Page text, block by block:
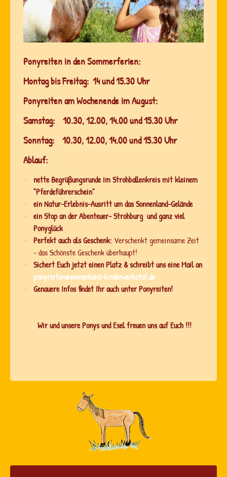
Ponyreiten in den Sommerferien:
Montag bis Freitag: 14 und 15.30 Uhr
Ponyreiten am Wochenende im August:
Samstag: 10.30, 12.00, 14.00 und 15.30 Uhr
Sonntag: 10.30, 12.00, 14.00 und 15.30 Uhr
Ablauf:
nette Begrüßungsrunde im Strohballenkreis mit kleinem
"Pferdeführerschein"
ein Natur-Erlebnis-Ausritt um das Sonnenland-Gelände
ein Stop an der Abenteuer- Strohburg und ganz viel
Ponyglück
Perfekt auch als Geschenk: Verschenkt gemeinsame Zeit
- das Schönste Geschenk überhaupt!
Sichert Euch jetzt einen Platz & schreibt uns eine Mail an
ponyreiten@sonnenland-kinderwerkstat.de
Genauere Infos findet Ihr auch unter Ponyreiten!
Wir und unsere Ponys und Esel freuen uns auf Euch !!!